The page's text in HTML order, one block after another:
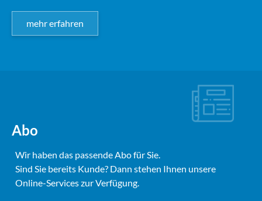
mehr erfahren
Abo
Wir haben das passende Abo für Sie.
Sind Sie bereits Kunde? Dann stehen Ihnen unsere
Online-Services zur Verfügung.